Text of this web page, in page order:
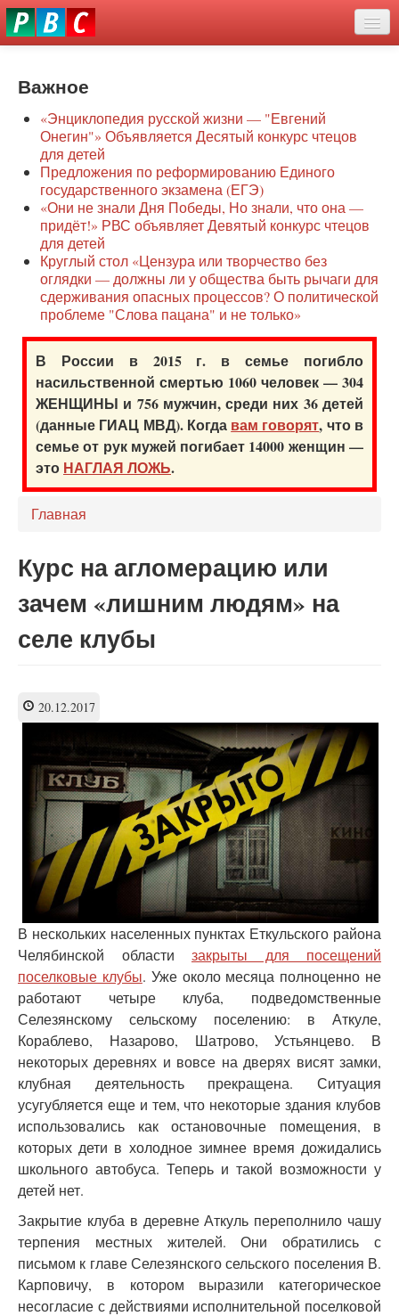
Перейти
к
О нас
Защита семей
Образование
Наше сопротивление
Регионы
Видео
Важное
«Энциклопедия русской жизни — "Евгений
Онегин"» Объявляется Десятый конкурс чтецов
для детей
Предложения по реформированию Единого
государственного экзамена (ЕГЭ)
«Они не знали Дня Победы, Но знали, что она —
придёт!» РВС объявляет Девятый конкурс чтецов
для детей
Круглый стол «Цензура или творчество без
оглядки — должны ли у общества быть рычаги для
сдерживания опасных процессов? О политической
проблеме "Слова пацана" и не только»
В России в 2015 г. в семье погибло
насильственной смертью 1060 человек — 304
ЖЕНЩИНЫ и 756 мужчин, среди них 36 детей
(данные ГИАЦ МВД). Когда вам говорят, что в
семье от рук мужей погибает 14000 женщин —
это НАГЛАЯ ЛОЖЬ.
Главная
Курс на агломерацию или
зачем «лишним людям» на
селе клубы
20.12.2017
В нескольких населенных пунктах Еткульского района
Челябинской области закрыты для посещений
поселковые клубы. Уже около месяца полноценно не
работают четыре клуба, подведомственные
Селезянскому сельскому поселению: в Аткуле,
Кораблево, Назарово, Шатрово, Устьянцево. В
некоторых деревнях и вовсе на дверях висят замки,
клубная деятельность прекращена. Ситуация
усугубляется еще и тем, что некоторые здания клубов
использовались как остановочные помещения, в
которых дети в холодное зимнее время дожидались
школьного автобуса. Теперь и такой возможности у
детей нет.
Закрытие клуба в деревне Аткуль переполнило чашу
терпения местных жителей. Они обратились с
письмом к главе Селезянского сельского поселения В.
Карповичу, в котором выразили категорическое
несогласие с действиями исполнительной поселковой